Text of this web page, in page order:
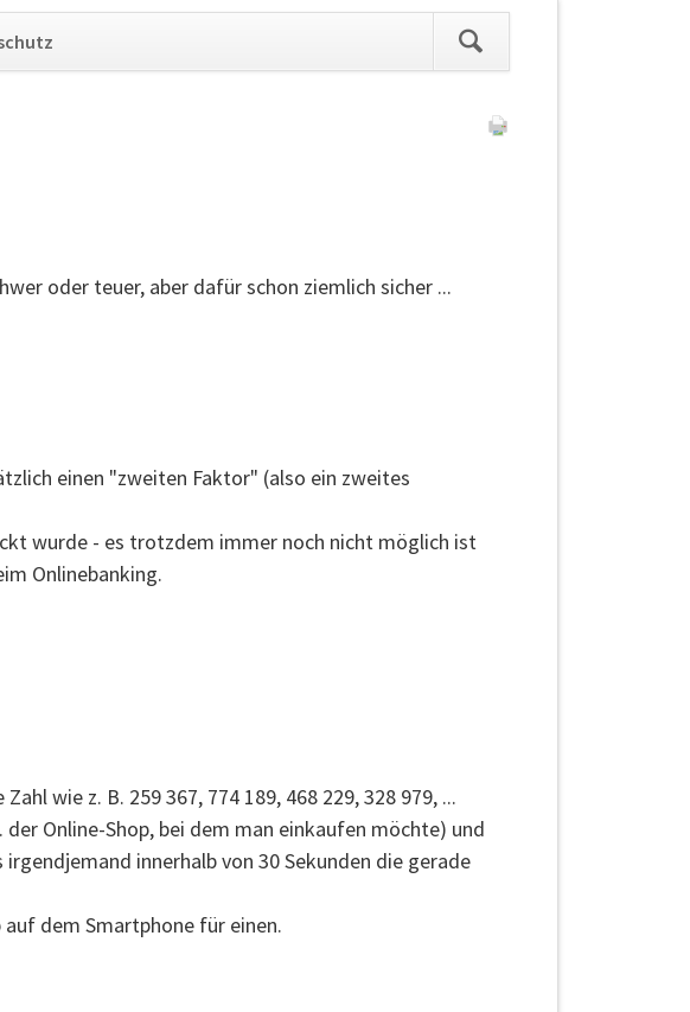
überspringen
oder teuer, aber dafür schon ziemlich sicher ...
einen "zweiten Faktor" (also ein zweites
wurde - es trotzdem immer noch nicht möglich ist
Onlinebanking.
wie z. B. 259 367, 774 189, 468 229, 328 979, ...
Online-Shop, bei dem man einkaufen möchte) und
innerhalb von 30 Sekunden die gerade
dem Smartphone für einen.